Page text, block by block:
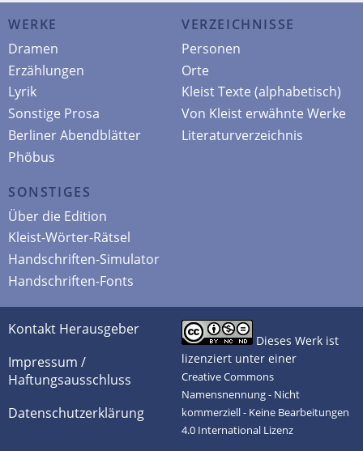
WERKE
Dramen
Erzählungen
Lyrik
Sonstige Prosa
Berliner Abendblätter
Phöbus
VERZEICHNISSE
Personen
Orte
Kleist Texte (alphabetisch)
Von Kleist erwähnte Werke
Literaturverzeichnis
SONSTIGES
Über die Edition
Kleist-Wörter-Rätsel
Handschriften-Simulator
Handschriften-Fonts
Kontakt Herausgeber
Impressum /
Haftungsausschluss
Datenschutzerklärung
Dieses Werk ist
lizenziert unter einer
Creative Commons
Namensnennung - Nicht
kommerziell - Keine Bearbeitungen
4.0 International Lizenz